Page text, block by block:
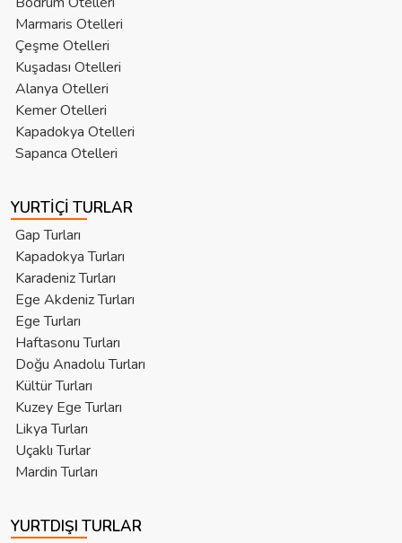
Marmaris Otelleri
Çeşme Otelleri
Kuşadası Otelleri
Alanya Otelleri
Kemer Otelleri
Kapadokya Otelleri
Sapanca Otelleri
YURTIÇI TURLAR
Gap Turları
Kapadokya Turları
Karadeniz Turları
Ege Akdeniz Turları
Ege Turları
Haftasonu Turları
Doğu Anadolu Turları
Kültür Turları
Kuzey Ege Turları
Likya Turları
Uçaklı Turlar
Mardin Turları
YURTDIŞI TURLAR